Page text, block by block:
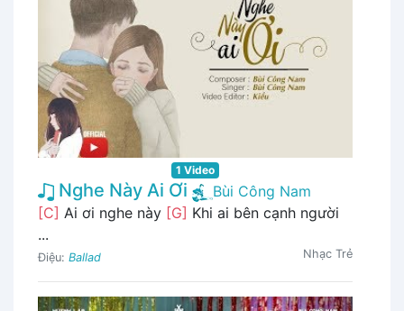
1 Video
Nghe Này Ai Ơi
Bùi Công Nam
[C] Ai ơi nghe này [G] Khi ai bên cạnh người
...
Điệu: Ballad Nhạc Trẻ